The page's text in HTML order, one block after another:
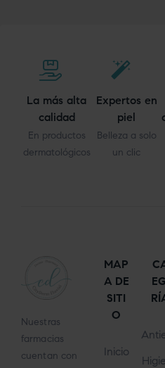
La más alta
calidad
En productos
dermatológicos
Expertos en
piel
Belleza a solo
un clic
Nuestras
farmacias
cuentan con
MAP
A DE
SITI
O
Inicio